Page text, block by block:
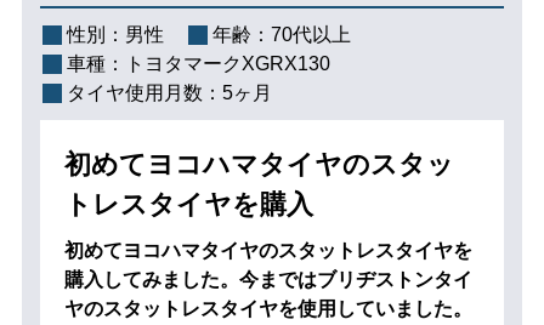
性別： 男性 年齢： 70代以上
車種：
トヨタマークXGRX130
タイヤ使用月数： 5ヶ月
初めてヨコハマタイヤのスタッ
トレスタイヤを購入
初めてヨコハマタイヤのスタットレスタイヤを
購入してみました。今まではブリヂストンタイ
ヤのスタットレスタイヤを使用していました。